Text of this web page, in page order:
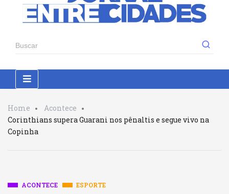
Home
Acontece
Corinthians supera Guarani nos pênaltis e segue vivo na
Copinha
ACONTECE ESPORTE